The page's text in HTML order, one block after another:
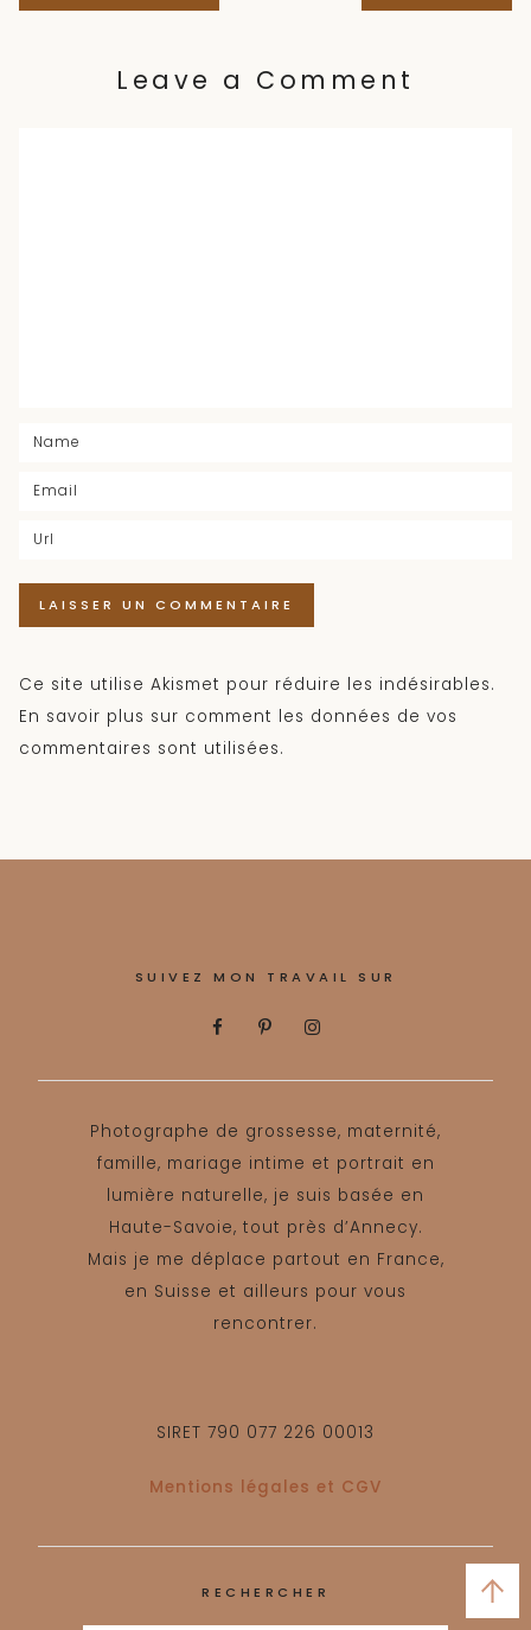
des
articlesLeave a Comment
Ce site utilise Akismet pour réduire les indésirables.
En savoir plus sur comment les données de vos
commentaires sont utilisées.
SUIVEZ MON TRAVAIL SUR
Photographe de grossesse, maternité,
famille, mariage intime et portrait en
lumière naturelle, je suis basée en
Haute-Savoie, tout près d’Annecy.
Mais je me déplace partout en France,
en Suisse et ailleurs pour vous
rencontrer.
SIRET 790 077 226 00013
Mentions légales et CGV
RECHERCHER